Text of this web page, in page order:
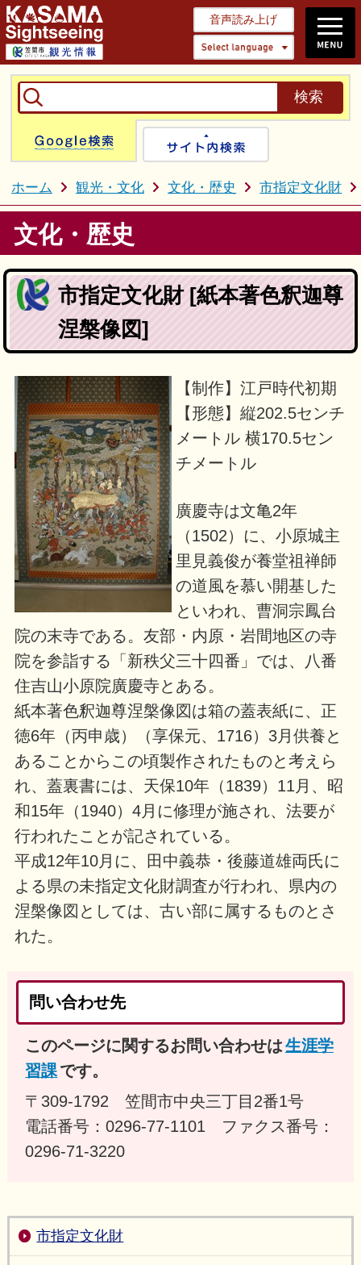
音声読み上げ
Select
Google検索
ホーム 観光・文化 文化・歴史 市指定文化財
文化・歴史
市指定文化財 [紙本著色釈迦尊
涅槃像図]
【制作】江戸時代初期
【形態】縦202.5センチ
メートル 横170.5セン
チメートル
廣慶寺は文亀2年
（1502）に、小原城主
里見義俊が養堂祖禅師
の道風を慕い開基した
といわれ、曹洞宗鳳台
院の末寺である。友部・内原・岩間地区の寺
院を参詣する「新秩父三十四番」では、八番
住吉山小原院廣慶寺とある。
紙本著色釈迦尊涅槃像図は箱の蓋表紙に、正
徳6年（丙申歳）（享保元、1716）3月供養と
あることからこの頃製作されたものと考えら
れ、蓋裏書には、天保10年（1839）11月、昭
和15年（1940）4月に修理が施され、法要が
行われたことが記されている。
平成12年10月に、田中義恭・後藤道雄両氏に
よる県の未指定文化財調査が行われ、県内の
涅槃像図としては、古い部に属するものとさ
れた。
問い合わせ先
このページに関するお問い合わせは生涯学
習課です。
〒309-1792 笠間市中央三丁目2番1号
電話番号：0296-77-1101 ファクス番号：
0296-71-3220
市指定文化財